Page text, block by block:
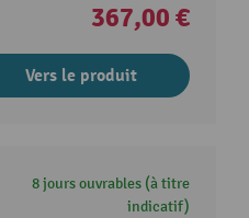
367,00 €
Vers le produit
8 jours ouvrables (à titre
indicatif)